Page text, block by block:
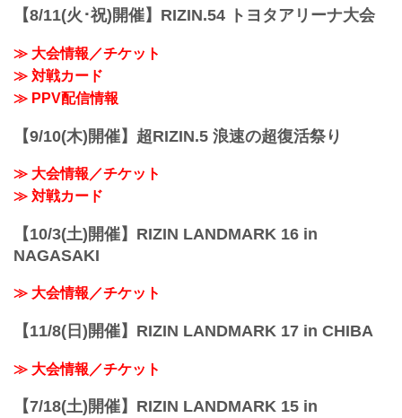
ール：3分 3R（61.0kg）
（LOSE）皇治 vs. 白鳥大珠（WIN）
【8/11(火･祝)開催】RIZIN.54 トヨタアリーナ大会
≫ 大会情報／チケット
≫ 対戦カード
≫ PPV配信情報
【9/10(木)開催】超RIZIN.5 浪速の超復活祭り
≫ 大会情報／チケット
≫ 対戦カード
【10/3(土)開催】RIZIN LANDMARK 16 in
NAGASAKI
≫ 大会情報／チケット
【11/8(日)開催】RIZIN LANDMARK 17 in CHIBA
≫ 大会情報／チケット
【7/18(土)開催】RIZIN LANDMARK 15 in